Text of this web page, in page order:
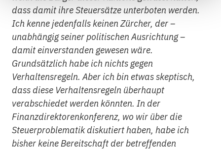
dass damit ihre Steuersätze unterboten werden.
Ich kenne jedenfalls keinen Zürcher, der –
unabhängig seiner politischen Ausrichtung –
damit einverstanden gewesen wäre.
Grundsätzlich habe ich nichts gegen
Verhaltensregeln. Aber ich bin etwas skeptisch,
dass diese Verhaltensregeln überhaupt
verabschiedet werden könnten. In der
Finanzdirektorenkonferenz, wo wir über die
Steuerproblematik diskutiert haben, habe ich
bisher keine Bereitschaft der betreffenden